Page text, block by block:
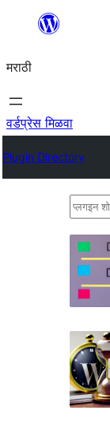
सामुग्रीवर
मराठी
वर्डप्रेस मिळवा
Plugin Directory
प्लगइन